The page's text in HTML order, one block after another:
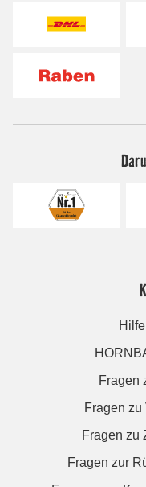
Fragen
Fragen zu
Fragen zu
Fragen zur